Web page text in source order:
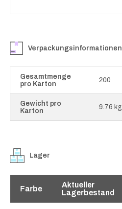
Verpackungsinformationen
Gesamtmenge
pro Karton
200
Gewicht pro
Karton
9.76 kg
Lager
Farbe
Aktueller
Lagerbestand